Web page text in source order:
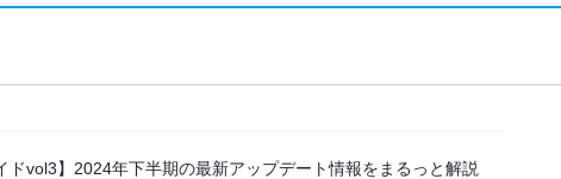
ドvol3】2024年下半期の最新アップデート情報をまるっと解説